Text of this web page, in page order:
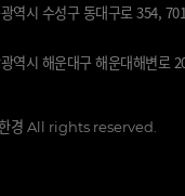
역시 수성구 동대구로 354,
역시 해운대구 해운대해변로
경 All rights reserved.